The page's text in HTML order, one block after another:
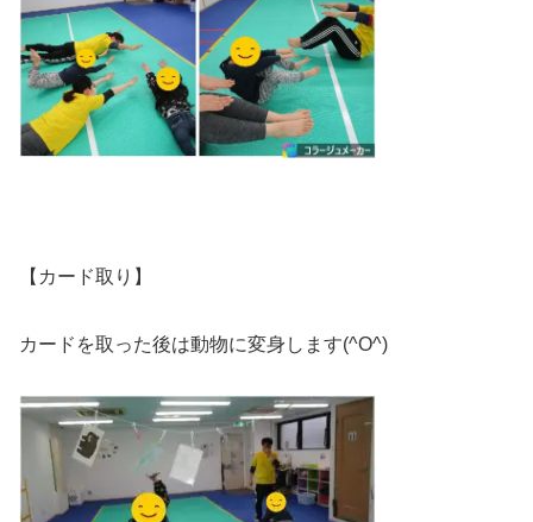
【カード取り】
カードを取った後は動物に変身します(^O^)